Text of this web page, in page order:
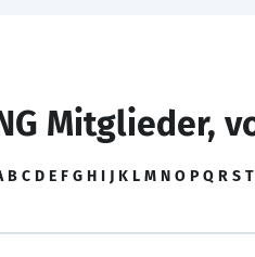
Mitglieder,
B C D E F G H I J K L M N O P Q R S T